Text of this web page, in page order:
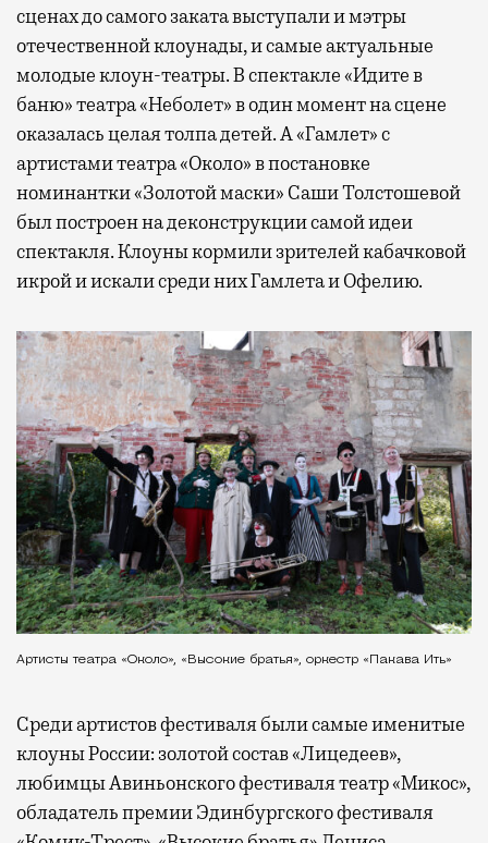
сценах до самого заката выступали и мэтры
отечественной клоунады, и самые актуальные
молодые клоун-театры. В спектакле «Идите в
баню» театра «Неболет» в один момент на сцене
оказалась целая толпа детей. А «Гамлет» с
артистами театра «Около» в постановке
номинантки «Золотой маски» Саши Толстошевой
был построен на деконструкции самой идеи
спектакля. Клоуны кормили зрителей кабачковой
икрой и искали среди них Гамлета и Офелию.
Артисты театра «Около», «Высокие братья», оркестр «Пакава Ить»
Среди артистов фестиваля были самые именитые
клоуны России: золотой состав «Лицедеев»,
любимцы Авиньонского фестиваля театр «Микос»,
обладатель премии Эдинбургского фестиваля